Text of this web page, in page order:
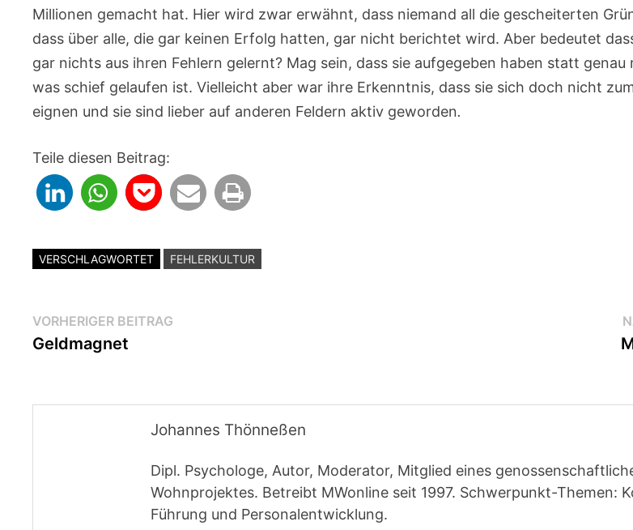
Millionen gemacht hat. Hier wird zwar erwähnt, dass niemand all die gescheiterten
dass über alle, die gar keinen Erfolg hatten, gar nicht berichtet wird. Aber bedeutet
gar nichts aus ihren Fehlern gelernt? Mag sein, dass sie aufgegeben haben statt genau
was schief gelaufen ist. Vielleicht aber war ihre Erkenntnis, dass sie sich doch nicht
eignen und sie sind lieber auf anderen Feldern aktiv geworden.
Teile diesen Beitrag:
VERSCHLAGWORTET FEHLERKULTUR
Beitragsnavigation
VORHERIGER BEITRAG
Geldmagnet
Johannes Thönneßen
Dipl. Psychologe, Autor, Moderator, Mitglied eines
Wohnprojektes. Betreibt MWonline seit 1997. Schwerpunkt-Themen:
Führung und Personalentwicklung.